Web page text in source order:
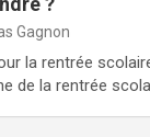
Gagnon
la rentrée
de la rentrée